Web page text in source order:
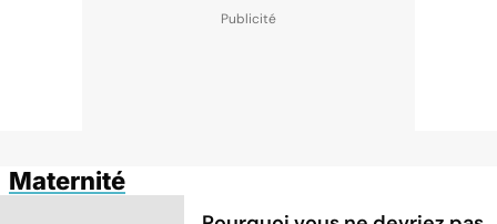
Maternité